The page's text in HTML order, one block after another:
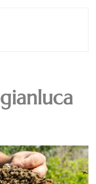
gianluca